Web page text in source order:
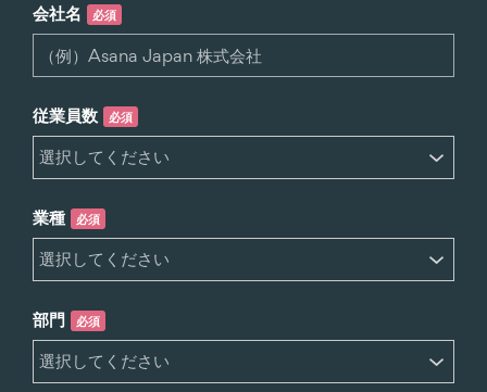
会社名 必須
従業員数 必須
業種 必須
部門 必須